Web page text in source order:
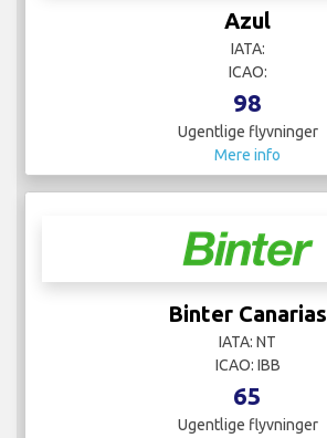
Azul
IATA:
ICAO:
98
Ugentlige flyvninger
Mere info
Binter Canarias
IATA: NT
ICAO: IBB
65
Ugentlige flyvninger